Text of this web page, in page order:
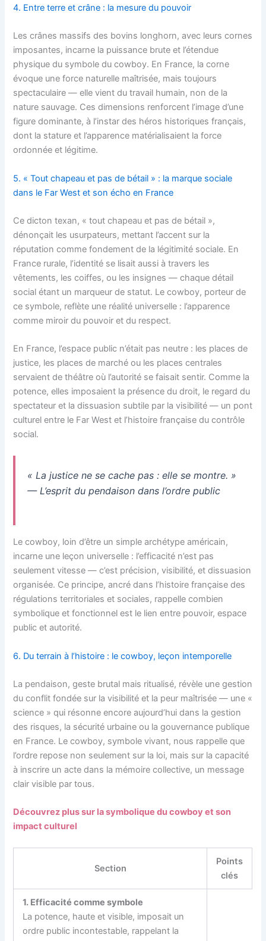
4. Entre terre et crâne : la mesure du pouvoir
Les crânes massifs des bovins longhorn, avec leurs cornes
imposantes, incarne la puissance brute et l’étendue
physique du symbole du cowboy. En France, la corne
évoque une force naturelle maîtrisée, mais toujours
spectaculaire — elle vient du travail humain, non de la
nature sauvage. Ces dimensions renforcent l’image d’une
figure dominante, à l’instar des héros historiques français,
dont la stature et l’apparence matérialisaient la force
ordonnée et légitime.
5. « Tout chapeau et pas de bétail » : la marque sociale
dans le Far West et son écho en France
Ce dicton texan, « tout chapeau et pas de bétail »,
dénonçait les usurpateurs, mettant l’accent sur la
réputation comme fondement de la légitimité sociale. En
France rurale, l’identité se lisait aussi à travers les
vêtements, les coiffes, ou les insignes — chaque détail
social étant un marqueur de statut. Le cowboy, porteur de
ce symbole, reflète une réalité universelle : l’apparence
comme miroir du pouvoir et du respect.
En France, l’espace public n’était pas neutre : les places de
justice, les places de marché ou les places centrales
servaient de théâtre où l’autorité se faisait sentir. Comme la
potence, elles imposaient la présence du droit, le regard du
spectateur et la dissuasion subtile par la visibilité — un pont
culturel entre le Far West et l’histoire française du contrôle
social.
« La justice ne se cache pas : elle se montre. »
— L’esprit du pendaison dans l’ordre public
Le cowboy, loin d’être un simple archétype américain,
incarne une leçon universelle : l’efficacité n’est pas
seulement vitesse — c’est précision, visibilité, et dissuasion
organisée. Ce principe, ancré dans l’histoire française des
régulations territoriales et sociales, rappelle combien
symbolique et fonctionnel est le lien entre pouvoir, espace
public et autorité.
6. Du terrain à l’histoire : le cowboy, leçon intemporelle
La pendaison, geste brutal mais ritualisé, révèle une gestion
du conflit fondée sur la visibilité et la peur maîtrisée — une «
science » qui résonne encore aujourd’hui dans la gestion
des risques, la sécurité urbaine ou la gouvernance publique
en France. Le cowboy, symbole vivant, nous rappelle que
l’ordre repose non seulement sur la loi, mais sur la capacité
à inscrire un acte dans la mémoire collective, un message
clair visible par tous.
Découvrez plus sur la symbolique du cowboy et son
impact culturel
Section
Points
clés
1. Efficacité comme symbole
La potence, haute et visible, imposait un
ordre public incontestable, rappelant la